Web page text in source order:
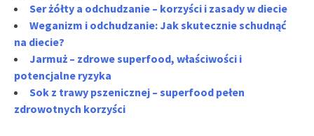
Ser żółty a odchudzanie – korzyści i zasady w diecie
Weganizm i odchudzanie: Jak skutecznie schudnąć
na diecie?
Jarmuż – zdrowe superfood, właściwości i
potencjalne ryzyka
Sok z trawy pszenicznej – superfood pełen
zdrowotnych korzyści